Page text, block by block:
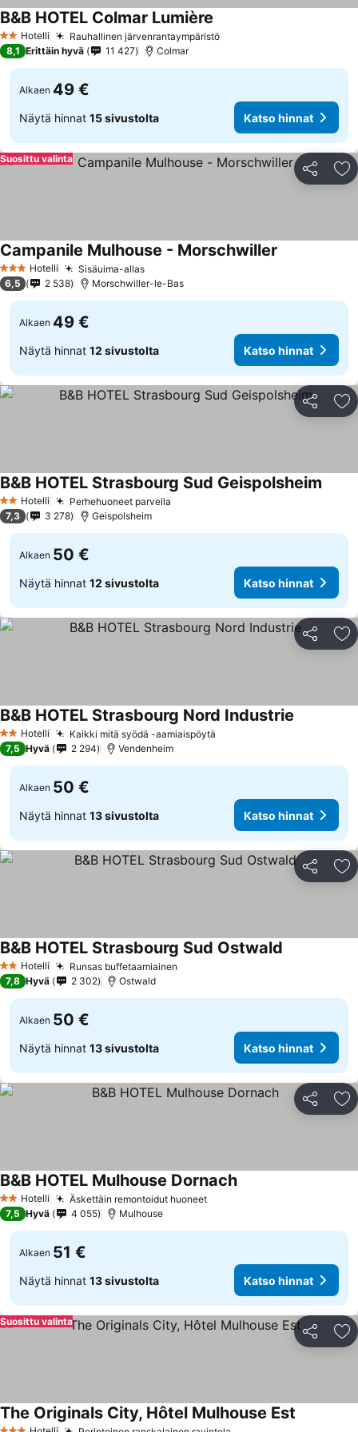
2 Tähtiluokitus
Hotelli Rauhallinen järvenrantaympäristöKatso hinnat
B&B HOTEL Colmar Lumière
8,1 Erittäin hyvä 11 427 Colmar
Alkaen 49 €
Näytä hinnat 15 sivustolta Katso hinnat
Jaa
Suosittu valinta
3 Tähtiluokitus
Hotelli Sisäuima-allasKatso hinnat
Campanile Mulhouse - Morschwiller
6,5 2 538 Morschwiller-le-Bas
Alkaen 49 €
Näytä hinnat 12 sivustolta Katso hinnat
Jaa
2 Tähtiluokitus
Hotelli Perhehuoneet parvella
B&B HOTEL Strasbourg Sud Geispolsheim
7,3 3 278 Geispolsheim
Alkaen 50 €
Näytä hinnat 12 sivustolta Katso hinnat
Jaa
2 Tähtiluokitus
Hotelli Kaikki mitä syödä -aamiaispöytä
B&B HOTEL Strasbourg Nord Industrie
7,5 Hyvä 2 294 Vendenheim
Alkaen 50 €
Näytä hinnat 13 sivustolta Katso hinnat
Jaa
2 Tähtiluokitus
Hotelli Runsas buffetaamiainen
B&B HOTEL Strasbourg Sud Ostwald
7,8 Hyvä 2 302 Ostwald
Alkaen 50 €
Näytä hinnat 13 sivustolta Katso hinnat
Jaa
2 Tähtiluokitus
Hotelli Äskettäin remontoidut huoneetKatso hinnat
B&B HOTEL Mulhouse DornachKatso hinnat
7,5 Hyvä 4 055 Mulhouse
Alkaen 51 €
Näytä hinnat 13 sivustolta Katso hinnat
Jaa
Suosittu valinta
The Originals City, Hôtel Mulhouse Est